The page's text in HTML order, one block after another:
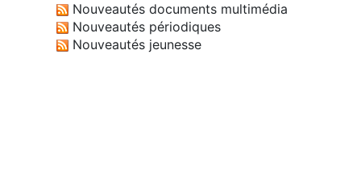
Nouveautés documents multimédia
Nouveautés périodiques
Nouveautés jeunesse